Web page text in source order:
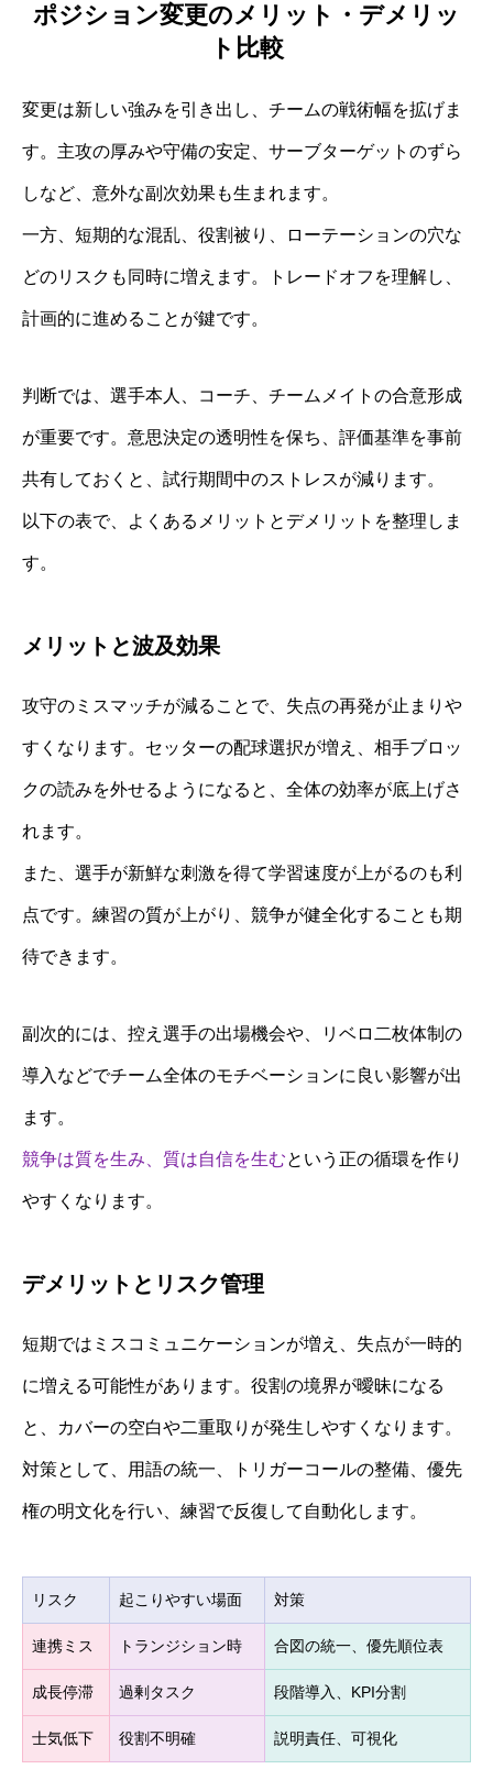
ポジション変更のメリット・デメリッ
ト比較
変更は新しい強みを引き出し、チームの戦術幅を拡げま
す。主攻の厚みや守備の安定、サーブターゲットのずら
しなど、意外な副次効果も生まれます。
一方、短期的な混乱、役割被り、ローテーションの穴な
どのリスクも同時に増えます。トレードオフを理解し、
計画的に進めることが鍵です。
判断では、選手本人、コーチ、チームメイトの合意形成
が重要です。意思決定の透明性を保ち、評価基準を事前
共有しておくと、試行期間中のストレスが減ります。
以下の表で、よくあるメリットとデメリットを整理しま
す。
メリットと波及効果
攻守のミスマッチが減ることで、失点の再発が止まりや
すくなります。セッターの配球選択が増え、相手ブロッ
クの読みを外せるようになると、全体の効率が底上げさ
れます。
また、選手が新鮮な刺激を得て学習速度が上がるのも利
点です。練習の質が上がり、競争が健全化することも期
待できます。
副次的には、控え選手の出場機会や、リベロ二枚体制の
導入などでチーム全体のモチベーションに良い影響が出
ます。
競争は質を生み、質は自信を生むという正の循環を作り
やすくなります。
デメリットとリスク管理
短期ではミスコミュニケーションが増え、失点が一時的
に増える可能性があります。役割の境界が曖昧になる
と、カバーの空白や二重取りが発生しやすくなります。
対策として、用語の統一、トリガーコールの整備、優先
権の明文化を行い、練習で反復して自動化します。
リスク 起こりやすい場面 対策
連携ミス トランジション時 合図の統一、優先順位表
成長停滞 過剰タスク 段階導入、KPI分割
士気低下 役割不明確 説明責任、可視化